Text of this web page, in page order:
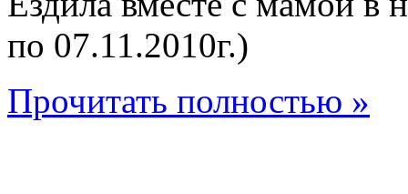
по 07.11.2010г.)
Прочитать полностью »